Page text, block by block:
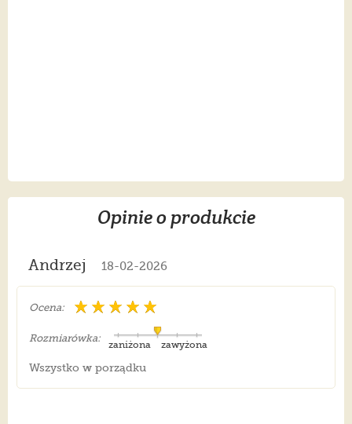
Opinie o produkcie
Andrzej 18-02-2026
Ocena:
Rozmiarówka:
zawyżona
zaniżona
Wszystko w porządku